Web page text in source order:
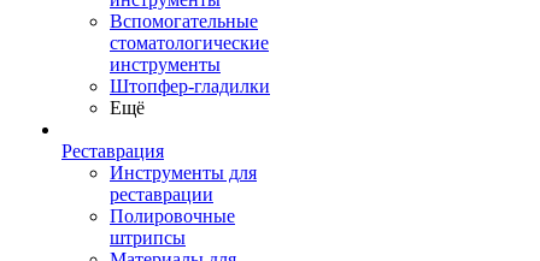
Вспомогательные
стоматологические
инструменты
Штопфер-гладилки
Ещё
Реставрация
Инструменты для
реставрации
Полировочные
штрипсы